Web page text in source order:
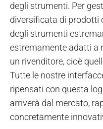
degli strumenti. Per
diversificata di prodotti
degli strumenti
estremamente adatti a
un rivenditore, cioè
Tutte le nostre
ripensati con questa
arriverà dal mercato,
concretamente